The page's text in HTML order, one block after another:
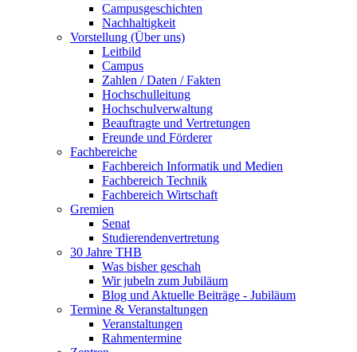
Campusgeschichten
Nachhaltigkeit
Vorstellung (Über uns)
Leitbild
Campus
Zahlen / Daten / Fakten
Hochschulleitung
Hochschulverwaltung
Beauftragte und Vertretungen
Freunde und Förderer
Fachbereiche
Fachbereich Informatik und Medien
Fachbereich Technik
Fachbereich Wirtschaft
Gremien
Senat
Studierendenvertretung
30 Jahre THB
Was bisher geschah
Wir jubeln zum Jubiläum
Blog und Aktuelle Beiträge - Jubiläum
Termine & Veranstaltungen
Veranstaltungen
Rahmentermine